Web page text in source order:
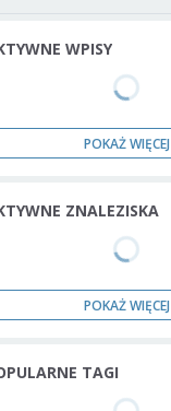
WPISY
POKAŻ WIĘCEJ
ZNALEZISKA
POKAŻ WIĘCEJ
TAGI